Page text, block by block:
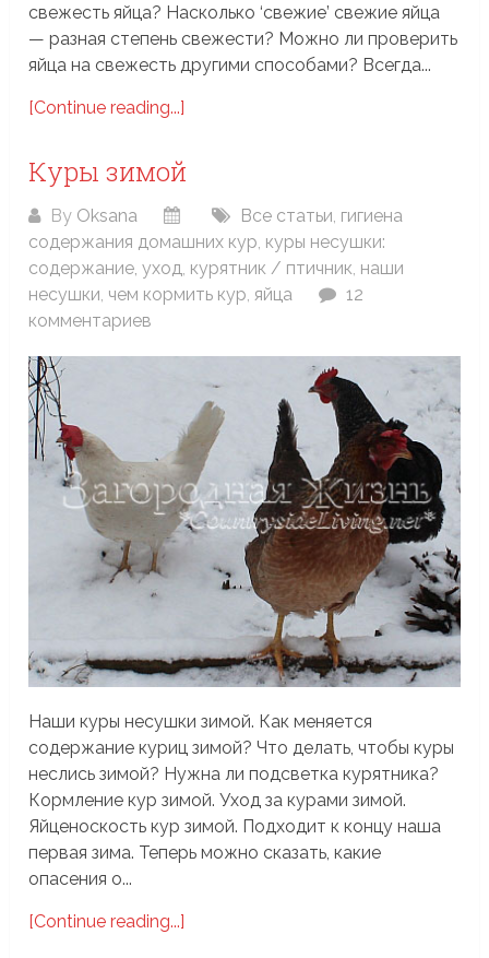
свежесть яйца? Насколько ‘свежие’ свежие яйца
— разная степень свежести? Можно ли проверить
яйца на свежесть другими способами? Всегда...
[Continue reading...]
Куры зимой
By Oksana Все статьи гигиена
содержания домашних кур куры несушки:
содержание, уход курятник / птичник наши
несушки чем кормить кур яйца
12
комментариев
Наши куры несушки зимой. Как меняется
содержание куриц зимой? Что делать, чтобы куры
неслись зимой? Нужна ли подсветка курятника?
Кормление кур зимой. Уход за курами зимой.
Яйценоскость кур зимой. Подходит к концу наша
первая зима. Теперь можно сказать, какие
опасения о...
[Continue reading...]